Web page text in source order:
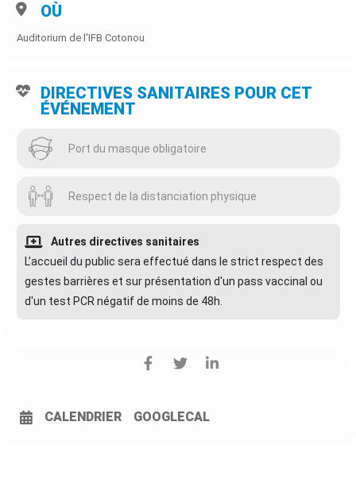
OÙ
Auditorium de l'IFB Cotonou
DIRECTIVES SANITAIRES POUR CET
ÉVÉNEMENT
Port du masque obligatoire
Respect de la distanciation physique
Autres directives sanitaires
L’accueil du public sera effectué dans le strict respect des
gestes barrières et sur présentation d'un pass vaccinal ou
d'un test PCR négatif de moins de 48h.
CALENDRIER GOOGLECAL